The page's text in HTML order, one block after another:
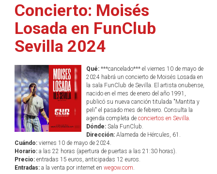
Concierto: Moisés
Losada en FunClub
Sevilla 2024
Qué:***cancelado*** el viernes 10 de mayo de
2024 habrá un concierto de Moisés Losada en
la sala FunClub de Sevilla. El artista onubense,
nacido en el mes de enero del año 1991,
publicó su nueva canción titulada "Mantita y
peli" el pasado mes de febrero. Consulta la
agenda completa de conciertos en Sevilla.
Dónde:Sala FunClub.
Dirección:Alameda de Hércules, 61.
Cuándo: viernes 10 de mayo de 2024.
Horario: a las 22 horas (apertura de puertas a las 21:30 horas).
Precio: entradas 15 euros, anticipadas 12 euros.
Entradas: a la venta por internet en wegow.com.